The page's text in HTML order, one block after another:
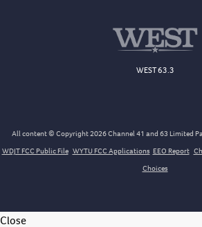
WEST 63.3
All content © Copyright 2026 Channel 41 and 63 Limited
WDJT FCC Public File WYTU FCC Applications EEO Report
Choices
Close